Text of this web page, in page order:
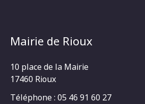
Mairie de Rioux
10 place de la Mairie
17460 Rioux
Téléphone : 05 46 91 60 27